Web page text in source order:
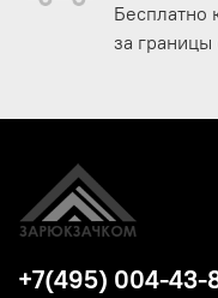
за
+7(495) 004-43-